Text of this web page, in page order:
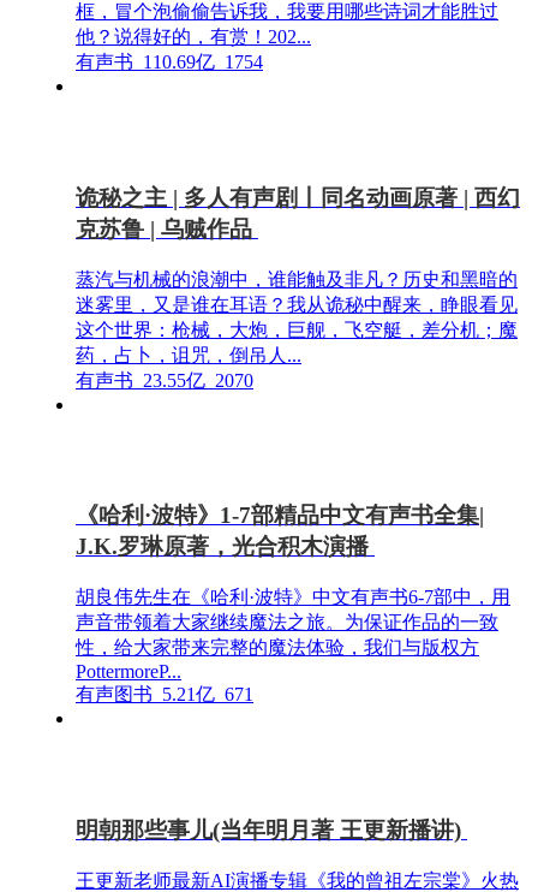
框，冒个泡偷偷告诉我，我要用哪些诗词才能胜过
他？说得好的，有赏！202...
有声书 110.69亿 1754
诡秘之主 | 多人有声剧丨同名动画原著 | 西幻
克苏鲁 | 乌贼作品
蒸汽与机械的浪潮中，谁能触及非凡？历史和黑暗的
迷雾里，又是谁在耳语？我从诡秘中醒来，睁眼看见
这个世界：枪械，大炮，巨舰，飞空艇，差分机；魔
药，占卜，诅咒，倒吊人...
有声书 23.55亿 2070
《哈利·波特》1-7部精品中文有声书全集|
J.K.罗琳原著，光合积木演播
胡良伟先生在《哈利·波特》中文有声书6-7部中，用
声音带领着大家继续魔法之旅。为保证作品的一致
性，给大家带来完整的魔法体验，我们与版权方
PottermoreP...
有声图书 5.21亿 671
明朝那些事儿(当年明月著 王更新播讲)
王更新老师最新AI演播专辑《我的曾祖左宗棠》火热